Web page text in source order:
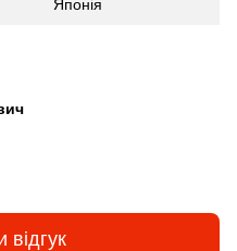
Японія
відгук